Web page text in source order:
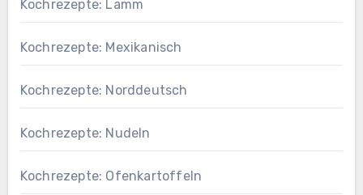
Kochrezepte: Lamm
Kochrezepte: Mexikanisch
Kochrezepte: Norddeutsch
Kochrezepte: Nudeln
Kochrezepte: Ofenkartoffeln